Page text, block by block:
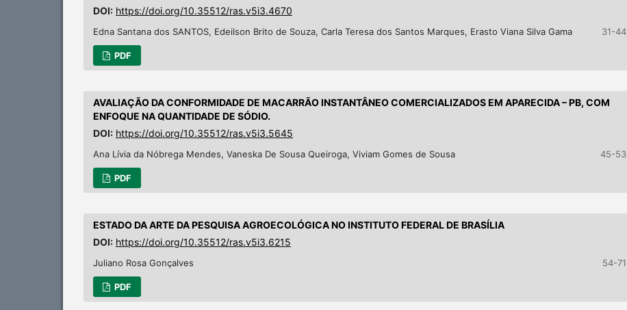
DOI: https://doi.org/10.35512/ras.v5i3.4670
Edna Santana dos SANTOS, Edeilson Brito de Souza, Carla Teresa dos Santos Marques, Erasto Viana Silva Gama 31-44
PDF
AVALIAÇÃO DA CONFORMIDADE DE MACARRÃO INSTANTÂNEO COMERCIALIZADOS EM APARECIDA – PB, COM
ENFOQUE NA QUANTIDADE DE SÓDIO.
DOI: https://doi.org/10.35512/ras.v5i3.5645
Ana Lívia da Nóbrega Mendes, Vaneska De Sousa Queiroga, Viviam Gomes de Sousa 45-53
PDF
ESTADO DA ARTE DA PESQUISA AGROECOLÓGICA NO INSTITUTO FEDERAL DE BRASÍLIA
DOI: https://doi.org/10.35512/ras.v5i3.6215
Juliano Rosa Gonçalves 54-71
PDF